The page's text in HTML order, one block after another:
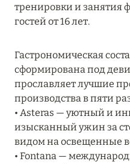
MANDARIN ORIENTAL
СКИДКИ ДО 30 % ОТ
РАЗМЕЩЕНИЕ
Подробнее
11 декабря 2024
тренировки и занятия
гостей от 16 лет.
Гастрономическая
сформирована под
прославляет лучшие
производства в пяти
• Asteras — уютный и
изысканный ужин за
видом на освещенные
• Fontana —